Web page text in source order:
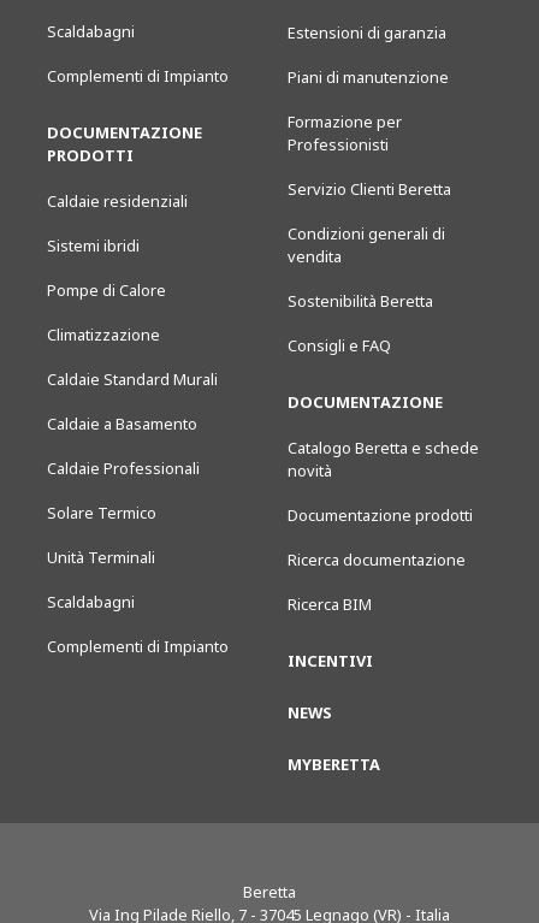
Scaldabagni
Complementi di Impianto
DOCUMENTAZIONE
PRODOTTI
Caldaie residenziali
Sistemi ibridi
Pompe di Calore
Climatizzazione
Caldaie Standard Murali
Caldaie a Basamento
Caldaie Professionali
Solare Termico
Unità Terminali
Scaldabagni
Complementi di Impianto
Estensioni di garanzia
Piani di manutenzione
Formazione per
Professionisti
Servizio Clienti Beretta
Condizioni generali di
vendita
Sostenibilità Beretta
Consigli e FAQ
DOCUMENTAZIONE
Catalogo Beretta e schede
novità
Documentazione prodotti
Ricerca documentazione
Ricerca BIM
INCENTIVI
NEWS
MYBERETTA
Beretta
Via Ing Pilade Riello, 7 - 37045 Legnago (VR) - Italia